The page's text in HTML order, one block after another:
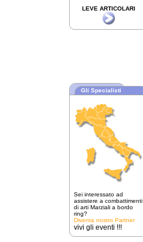
LEVE ARTICOLARI
Gli Specialisti
Sei interessato ad
assistere a combattimenti
di arti Marziali a bordo
ring?
Diventa nostro Partner
vivi gli eventi !!!